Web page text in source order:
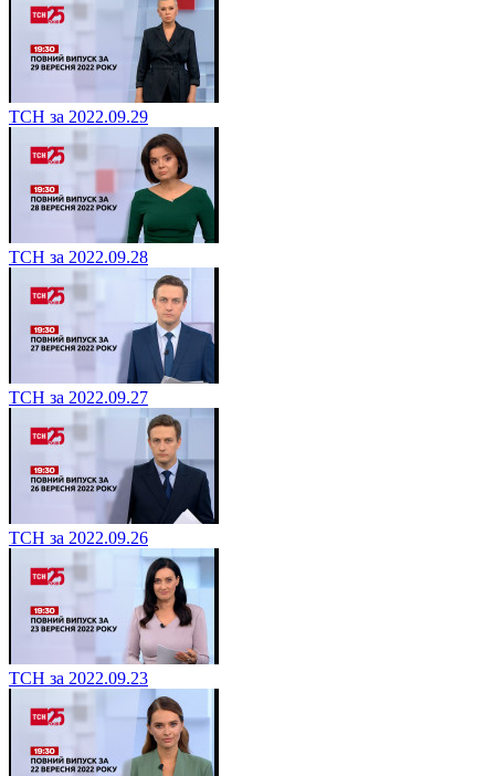
ТСН за 2022.09.29
ТСН за 2022.09.28
ТСН за 2022.09.27
ТСН за 2022.09.26
ТСН за 2022.09.23